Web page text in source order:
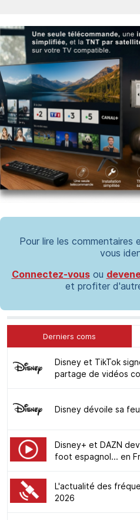
Pour lire les
vous
Connectez-vousou
et profiter
Derniers coms
Disney et TikTok
partage de vidéos
Disney dévoile sa
Disney+ et DAZN
foot espagnol... en
L'actualité des
2026